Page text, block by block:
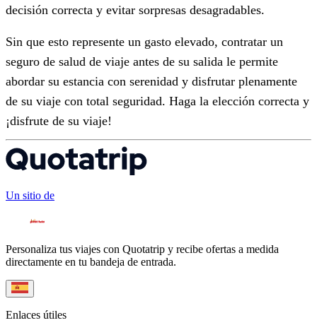
decisión correcta y evitar sorpresas desagradables.
Sin que esto represente un gasto elevado, contratar un
seguro de salud de viaje antes de su salida le permite
abordar su estancia con serenidad y disfrutar plenamente
de su viaje con total seguridad. Haga la elección correcta y
¡disfrute de su viaje!
Un sitio de
Personaliza tus viajes con Quotatrip y recibe ofertas a medida
directamente en tu bandeja de entrada.
Enlaces útiles